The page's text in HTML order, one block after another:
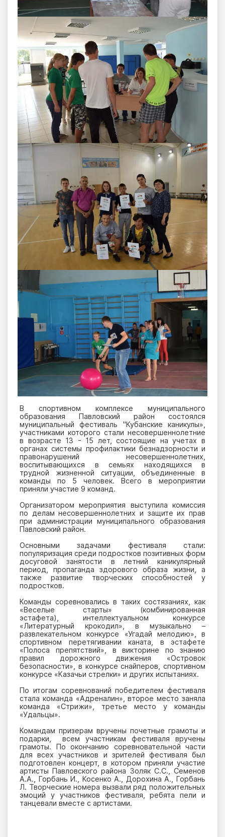
В спортивном комплексе муниципального
образования Павловский район состоялся
муниципальный фестиваль "Кубанские каникулы»,
участниками которого стали несовершеннолетние
в возрасте 13 - 15 лет, состоящие на учетах в
органах системы профилактики безнадзорности и
правонарушений несовершеннолетних,
воспитывающихся в семьях находящихся в
трудной жизненной ситуации, объединенные в
команды по 5 человек. Всего в мероприятии
приняли участие 9 команд.
Организатором мероприятия выступила комиссия
по делам несовершеннолетних и защите их прав
при администрации муниципального образования
Павловский район.
Основными задачами фестиваля стали:
популяризация среди подростков позитивных форм
досуговой занятости в летний каникулярный
период, пропаганда здорового образа жизни, а
также развитие творческих способностей у
подростков.
Команды соревновались в таких состязаниях, как
«Веселые старты» (комбинированная
эстафета), интеллектуальном конкурсе
«Литературный крокодил», в музыкально –
развлекательном конкурсе «Угадай мелодию», в
спортивном перетягивании каната, в эстафете
«Полоса препятствий», в викторине по знанию
правил дорожного движения «Островок
безопасности», в конкурсе снайперов, спортивном
конкурсе «Казачьи стрелки» и других испытаниях.
По итогам соревнований победителем фестиваля
стала команда «Адреналин», второе место заняла
команда «Стрижи», третье место у команды
«Удальцы».
Командам призерам вручены почетные грамоты и
подарки, всем участникам фестиваля вручены
грамоты. По окончанию соревновательной части
для всех участников и зрителей фестиваля был
подготовлен концерт, в котором приняли участие
артисты Павловского района Золяк С.С., Семенов
А.А., Горбань И., Косенко А., Дорохина А., Горбань
Л. Творческие номера вызвали ряд положительных
эмоций у участников фестиваля, ребята пели и
танцевали вместе с артистами.